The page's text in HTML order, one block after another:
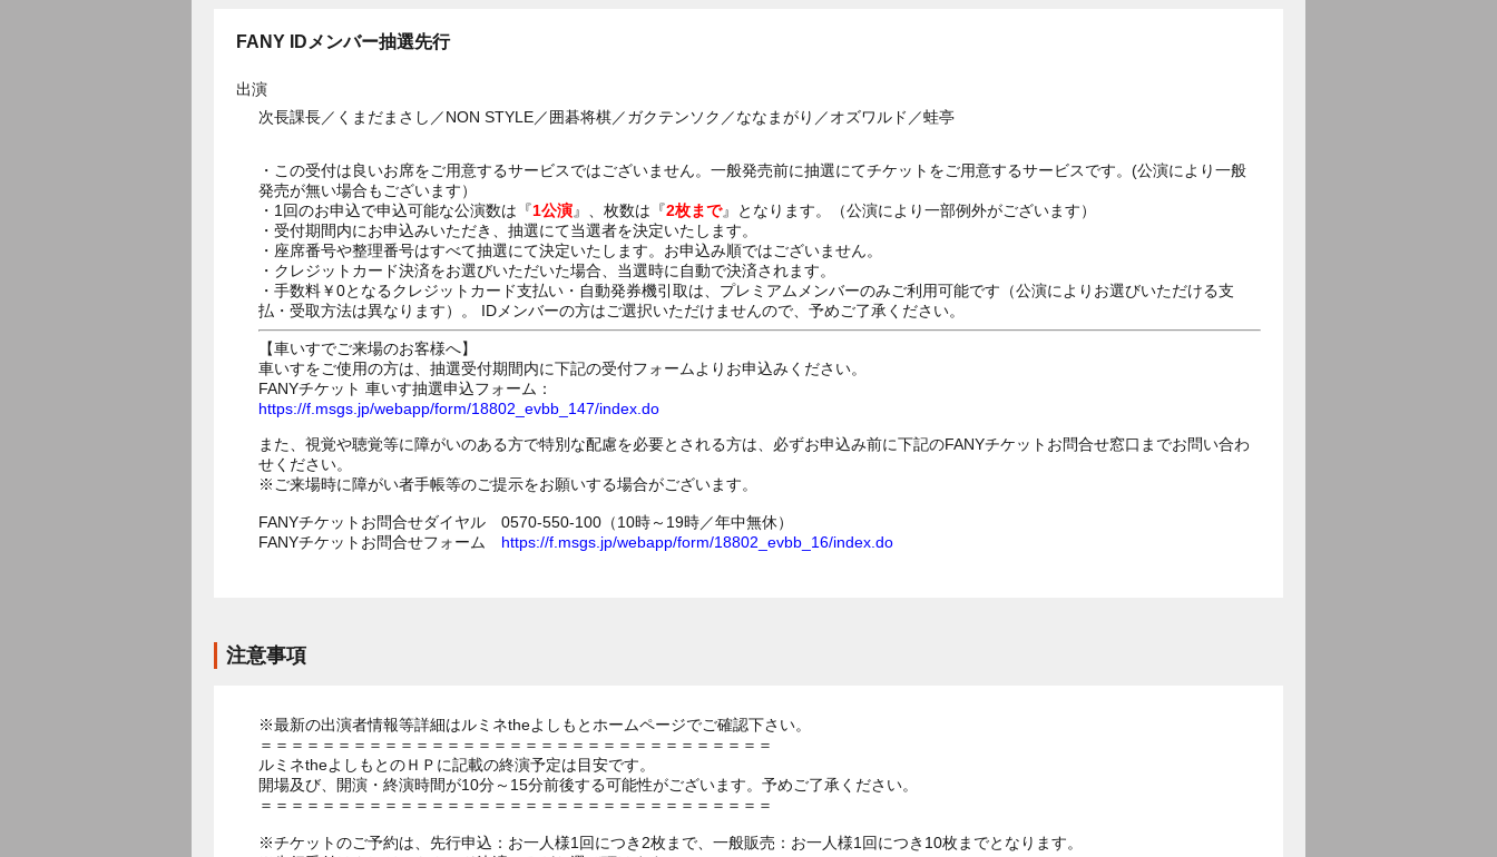
FANY IDメンバー抽選先行
出演
次長課長／くまだまさし／NON STYLE／囲碁将棋／ガクテンソク／ななまがり／オズワルド／蛙亭
・この受付は良いお席をご用意するサービスではございません。一般発売前に抽選にてチケットをご用意するサービスです。(公演により一般
発売が無い場合もございます）
・1回のお申込で申込可能な公演数は『1公演』、枚数は『2枚まで』となります。（公演により一部例外がございます）
・受付期間内にお申込みいただき、抽選にて当選者を決定いたします。
・座席番号や整理番号はすべて抽選にて決定いたします。お申込み順ではございません。
・クレジットカード決済をお選びいただいた場合、当選時に自動で決済されます。
・手数料￥0となるクレジットカード支払い・自動発券機引取は、プレミアムメンバーのみご利用可能です（公演によりお選びいただける支
払・受取方法は異なります）。 IDメンバーの方はご選択いただけませんので、予めご了承ください。
【車いすでご来場のお客様へ】
車いすをご使用の方は、抽選受付期間内に下記の受付フォームよりお申込みください。
FANYチケット 車いす抽選申込フォーム：
https://f.msgs.jp/webapp/form/18802_evbb_147/index.do
また、視覚や聴覚等に障がいのある方で特別な配慮を必要とされる方は、必ずお申込み前に下記のFANYチケットお問合せ窓口までお問い合わ
せください。
※ご来場時に障がい者手帳等のご提示をお願いする場合がございます。
FANYチケットお問合せダイヤル 0570-550-100（10時～19時／年中無休）
FANYチケットお問合せフォーム https://f.msgs.jp/webapp/form/18802_evbb_16/index.do
注意事項
※最新の出演者情報等詳細はルミネtheよしもとホームページでご確認下さい。
＝＝＝＝＝＝＝＝＝＝＝＝＝＝＝＝＝＝＝＝＝＝＝＝＝＝＝＝＝＝＝＝＝
ルミネtheよしもとのＨＰに記載の終演予定は目安です。
開場及び、開演・終演時間が10分～15分前後する可能性がございます。予めご了承ください。
＝＝＝＝＝＝＝＝＝＝＝＝＝＝＝＝＝＝＝＝＝＝＝＝＝＝＝＝＝＝＝＝＝
※チケットのご予約は、先行申込：お一人様1回につき2枚まで、一般販売：お一人様1回につき10枚までとなります。